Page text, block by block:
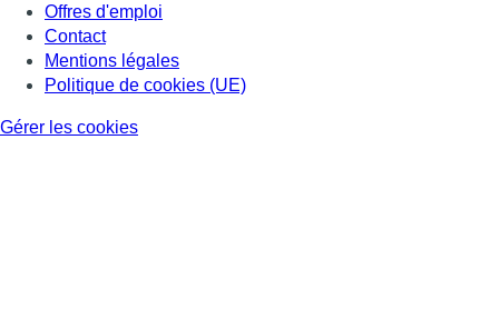
Offres d'emploi
Contact
Mentions légales
Politique de cookies (UE)
Gérer les cookies